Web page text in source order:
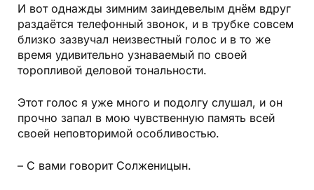
И вот однажды зимним заиндевелым днём вдруг
раздаётся телефонный звонок, и в трубке совсем
близко зазвучал неизвестный голос и в то же
время удивительно узнаваемый по своей
торопливой деловой тональности.
Этот голос я уже много и подолгу слушал, и он
прочно запал в мою чувственную память всей
своей неповторимой особливостью.
– С вами говорит Солженицын.